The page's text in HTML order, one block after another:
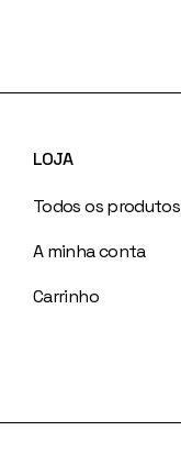
LOJA
Todos os produtos
A minha conta
Carrinho